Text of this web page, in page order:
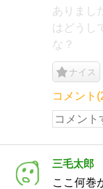
ありまし
はどうし
な？
ナイス
コメント
三毛太郎
ここ何巻